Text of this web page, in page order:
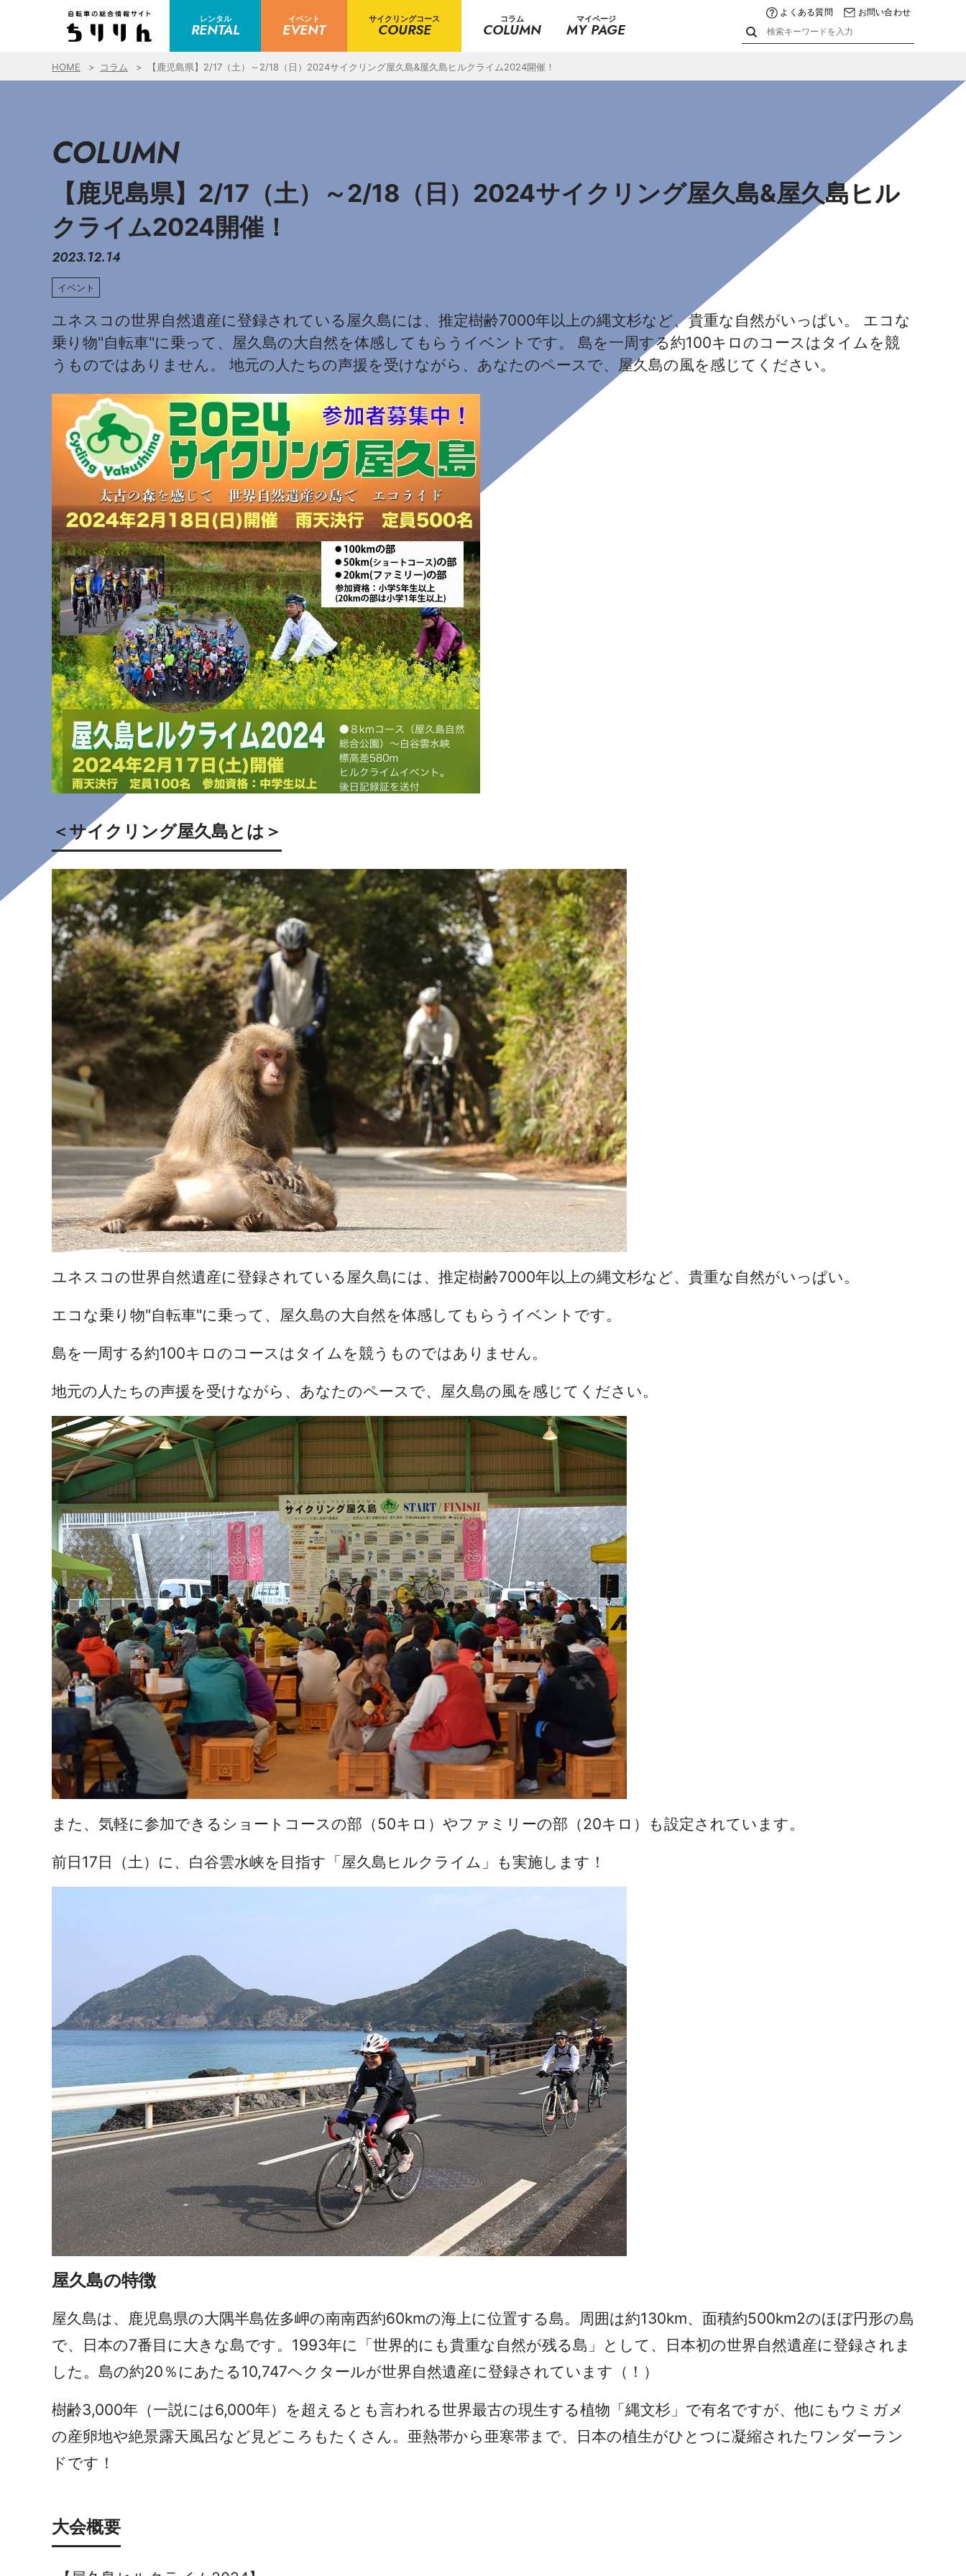
レンタル
RENTAL
イベント
EVENT
サイクリングコース
COURSE
コラム
COLUMN
マイページ
MY PAGE
よくある質問 お問い合わせ
HOME コラム 【鹿児島県】2/17（土）～2/18（日）2024サイクリング屋久島&屋久島ヒルクライム2024開催！
COLUMN
【鹿児島県】2/17（土）～2/18（日）2024サイクリング屋久島&屋久島ヒル
クライム2024開催！
2023.12.14
イベント
ユネスコの世界自然遺産に登録されている屋久島には、推定樹齢7000年以上の縄文杉など、貴重な自然がいっぱい。 エコな
乗り物"自転車"に乗って、屋久島の大自然を体感してもらうイベントです。 島を一周する約100キロのコースはタイムを競
うものではありません。 地元の人たちの声援を受けながら、あなたのペースで、屋久島の風を感じてください。
＜サイクリング屋久島とは＞
ユネスコの世界自然遺産に登録されている屋久島には、推定樹齢7000年以上の縄文杉など、貴重な自然がいっぱい。
エコな乗り物"自転車"に乗って、屋久島の大自然を体感してもらうイベントです。
島を一周する約100キロのコースはタイムを競うものではありません。
地元の人たちの声援を受けながら、あなたのペースで、屋久島の風を感じてください。
また、気軽に参加できるショートコースの部（50キロ）やファミリーの部（20キロ）も設定されています。
前日17日（土）に、白谷雲水峡を目指す「屋久島ヒルクライム」も実施します！
屋久島の特徴
屋久島は、鹿児島県の大隅半島佐多岬の南南西約60kmの海上に位置する島。周囲は約130km、面積約500km2のほぼ円形の島
で、日本の7番目に大きな島です。1993年に「世界的にも貴重な自然が残る島」として、日本初の世界自然遺産に登録されま
した。島の約20％にあたる10,747ヘクタールが世界自然遺産に登録されています（！）
樹齢3,000年（一説には6,000年）を超えるとも言われる世界最古の現生する植物「縄文杉」で有名ですが、他にもウミガメ
の産卵地や絶景露天風呂など見どころもたくさん。亜熱帯から亜寒帯まで、日本の植生がひとつに凝縮されたワンダーラン
ドです！
大会概要